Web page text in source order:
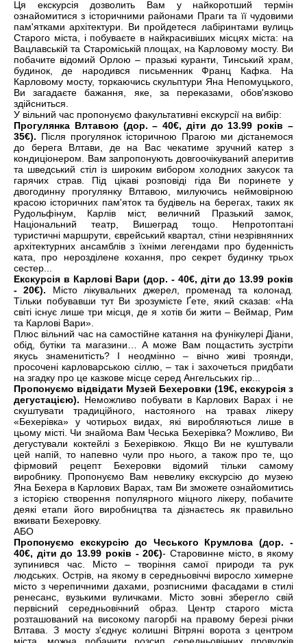
Ця екскурсія дозволить Вам у найкоротший термін
ознайомитися з історичними районами Праги та її чудовими
пам'ятками архітектури. Ви пройдетеся лабіринтами вулиць
Старого міста, і побуваєте в найкрасивіших місцях міста: на
Вацлавській та Староміській площах, на Карловому мосту. Ви
побачите відомий Орлою – празькі куранти, Тинський храм,
будинок, де народився письменник Франц Кафка. На
Карловому мосту, торкаючись скульптури Яна Непомуцького,
Ви загадаєте бажання, яке, за переказами, обов'язково
здійсниться.
У вільний час пропонуємо факультативні екскурсії на вибір:
Прогулянка Влтавою (дор. – 40€, діти до 13.99 років –
35€). Після прогулянок історичною Прагою ми дістанемося
до берега Влтави, де на Вас чекатиме зручний катер з
кондиціонером. Вам запропонують довгоочікуваний аперитив
та шведський стіл із широким вибором холодних закусок та
гарячих страв. Під цікаві розповіді гіда Ви поринете у
двогодинну прогулянку Влтавою, милуючись неймовірною
красою історичних пам'яток та будівель на берегах, таких як
Рудольфінум, Карлів міст, величний Празький замок,
Національний театр, Вишеград тощо. Непротоптані
туристичні маршрути, єврейський квартал, стіни незрівнянних
архітектурних ансамблів з їхніми легендами про буденність
ката, про нерозділене кохання, про секрет будинку трьох
сестер...
Екскурсія в Карлові Вари (дор. - 40€, діти до 13.99 років
- 20€). Місто лікувальних джерел, променад та колонад.
Тільки побувавши тут Ви зрозумієте Ґете, який сказав: «На
світі існує лише три місця, де я хотів би жити – Веймар, Рим
та Карлові Вари».
Плюс вільний час на самостійне катання на фунікулері Діани,
обід, бутіки та магазини… А може Вам пощастить зустріти
якусь знаменитість? І неодмінно – вічно живі троянди,
просочені карловарською сіллю, – так і захочеться придбати
на згадку про це казкове місце серед Ангельських гір...
Пропонуємо відвідати Музей Бехеровки (19€, екскурсія з
дегустацією). Неможливо побувати в Карлових Варах і не
скуштувати традиційного, настояного на травах лікеру
«Бехерівка» у чотирьох видах, які виробляються лише в
цьому місті. Чи знайома Вам Чеська Бехерівка? Можливо, Ви
дегустували коктейлі з Бехерівкою. Якщо Ви не куштували
цей напій, то напевно чули про нього, а також про те, що
фірмовий рецепт Бехеровки відомий тільки самому
виробнику. Пропонуємо Вам невелику екскурсію до музею
Яна Бехера в Карлових Варах, там Ви зможете ознайомитись
з історією створення популярного міцного лікеру, побачите
деякі етапи його виробництва та дізнаєтесь як правильно
вживати Бехеровку.
АБО
Пропонуємо екскурсію до Чеського Крумлова (дор. -
40€, діти до 13.99 років - 20€)- Старовинне місто, в якому
зупинився час. Місто – творіння самої природи та рук
людських. Острів, на якому в середньовіччі виросло химерне
місто з черепичними дахами, розписними фасадами в стилі
ренесанс, вузькими вуличками. Місто зовні зберегло свій
первісний середньовічний образ. Центр старого міста
розташований на високому пагорбі на правому березі річки
Влтава. З мосту з'єднує колишні Вітряні ворота з центром